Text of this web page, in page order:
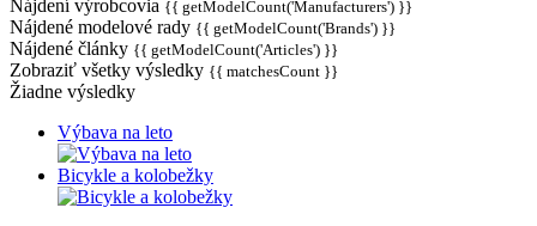
Nájdení výrobcovia {{ getModelCount('Manufacturers') }}
Nájdené modelové rady {{ getModelCount('Brands') }}
Nájdené články {{ getModelCount('Articles') }}
Zobraziť všetky výsledky {{ matchesCount }}
Žiadne výsledky
Výbava na leto
Bicykle a kolobežky